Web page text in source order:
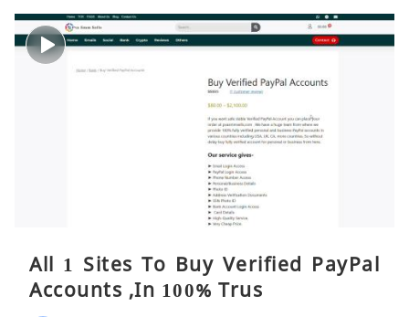
All 1 Sites To Buy Verified PayPal
Accounts ,In 100% Trus